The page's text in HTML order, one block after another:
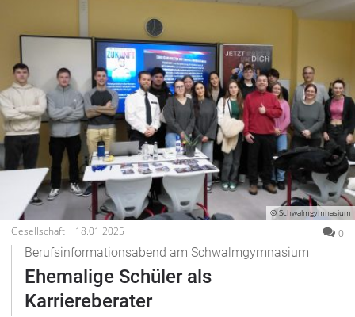
© Schwalmgymnasium
Gesellschaft 18.01.2025 0
Berufsinformationsabend am Schwalmgymnasium
Ehemalige Schüler als
Karriereberater